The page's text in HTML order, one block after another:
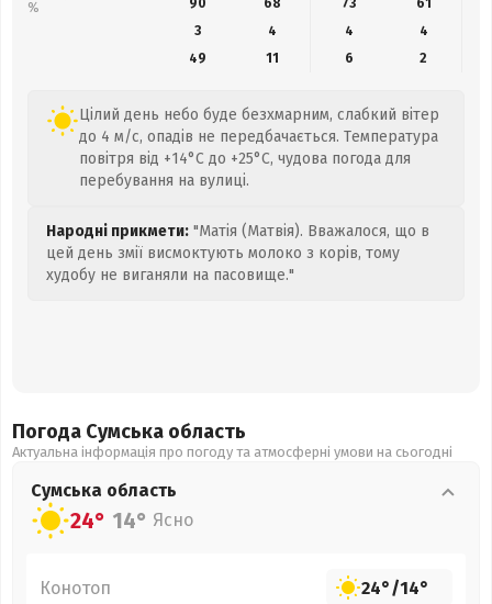
%
90
68 73 61
3
4 4
4
49
11 6 2
Цілий день небо буде безхмарним, слабкий вітер
до 4 м/с, опадів не передбачається. Температура
повітря від +14°C до +25°C, чудова погода для
перебування на вулиці.
Народні прикмети: "Матія (Матвія). Вважалося, що в
цей день змії висмоктують молоко з корів, тому
худобу не виганяли на пасовище."
Погода Сумська область
Актуальна інформація про погоду та атмосферні умови на сьогодні
Сумська область
24° 14° Ясно
Конотоп 24°/14°